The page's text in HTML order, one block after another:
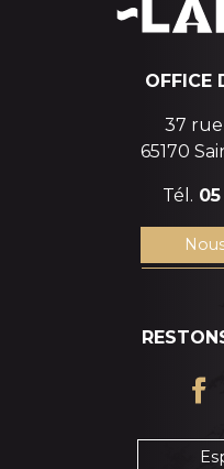
OFFICE
37
65170
Tél.